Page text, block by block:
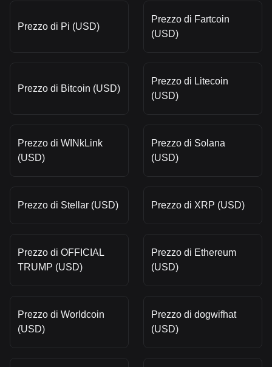
Prezzo di Pi (USD)
Prezzo di Fartcoin
(USD)
Prezzo di Bitcoin (USD)
Prezzo di Litecoin
(USD)
Prezzo di WINkLink
(USD)
Prezzo di Solana
(USD)
Prezzo di Stellar (USD) Prezzo di XRP (USD)
Prezzo di OFFICIAL
TRUMP (USD)
Prezzo di Ethereum
(USD)
Prezzo di Worldcoin
(USD)
Prezzo di dogwifhat
(USD)